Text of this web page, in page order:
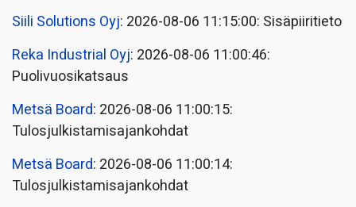
Siili Solutions Oyj: 2026-08-06 11:15:00: Sisäpiiritieto
Reka Industrial Oyj: 2026-08-06 11:00:46:
Puolivuosikatsaus
Metsä Board: 2026-08-06 11:00:15:
Tulosjulkistamisajankohdat
Metsä Board: 2026-08-06 11:00:14:
Tulosjulkistamisajankohdat